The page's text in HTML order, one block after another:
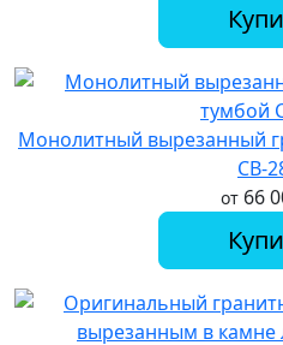
Монолитный вырезанный
СВ-
от 66